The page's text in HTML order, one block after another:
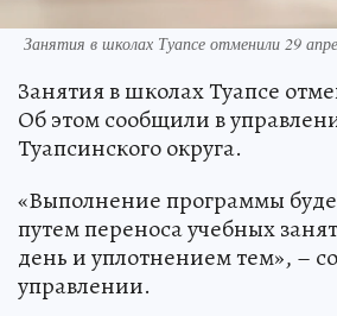
Занятия в школах Туапсе отменили 29
Занятия в школах Туапсе
Об этом сообщили в
Туапсинского округа.
«Выполнение программы
путем переноса учебных
день и уплотнением тем», –
управлении.